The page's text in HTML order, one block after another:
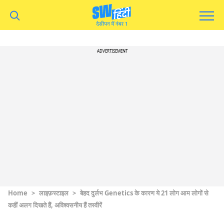
ADVERTISEMENT
Home > लाइफ़स्टाइल > बेहद दुर्लभ Genetics के कारण ये 21 लोग आम लोगों से
कहीं अलग दिखते हैं, अविश्वसनीय हैं तस्वीरें